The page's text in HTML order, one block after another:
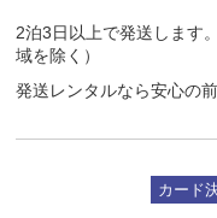
2泊3日以上で発送します
域を除く）
発送レンタルなら安心の
カード